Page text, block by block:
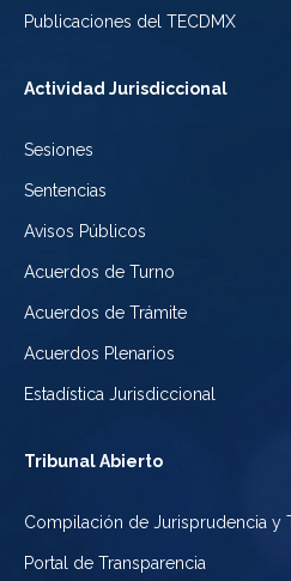
Publicaciones del TECDMX
Actividad Jurisdiccional
Sesiones
Sentencias
Avisos Públicos
Acuerdos de Turno
Acuerdos de Trámite
Acuerdos Plenarios
Estadística Jurisdiccional
Tribunal Abierto
Compilación de Jurisprudencia y
Portal de Transparencia